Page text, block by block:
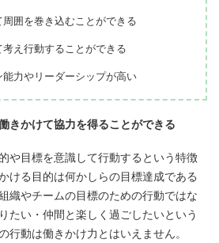
囲を巻き込むことができる
え行動することができる
能力やリーダーシップが高い
きかけて協力を得ることができる
や目標を意識して行動するという特徴
ける目的は何かしらの目標達成である
織やチームの目標のための行動ではな
たい・仲間と楽しく過ごしたいという
行動は働きかけ力とはいえません。